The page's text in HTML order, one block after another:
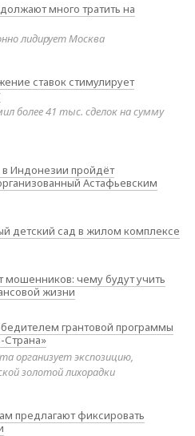
много тратить на
лидирует Москва
ставок стимулирует
более 41 тыс. сделок на сумму
Индонезии пройдёт
Астафьевским
детский сад в жилом комплексе
чему будут учить
жизни
грантовой программы
Страна»
организует экспозицию,
золотой лихорадки
предлагают фиксировать